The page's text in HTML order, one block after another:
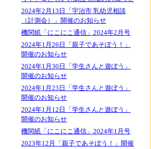
2024年2月13日「宇治市 乳幼児相談
（計測会）」開催のお知らせ
機関紙「にこにこ通信」2024年2月号
2024年1月26日「親子であそぼう！」
開催のお知らせ
2024年1月30日「学生さんと遊ぼう」
開催のお知らせ
2024年1月23日「学生さんと遊ぼう」
開催のお知らせ
2024年1月12日「学生さんと遊ぼう」
開催のお知らせ
機関紙「にこにこ通信」2024年1月号
2023年12月「親子であそぼう！」開催